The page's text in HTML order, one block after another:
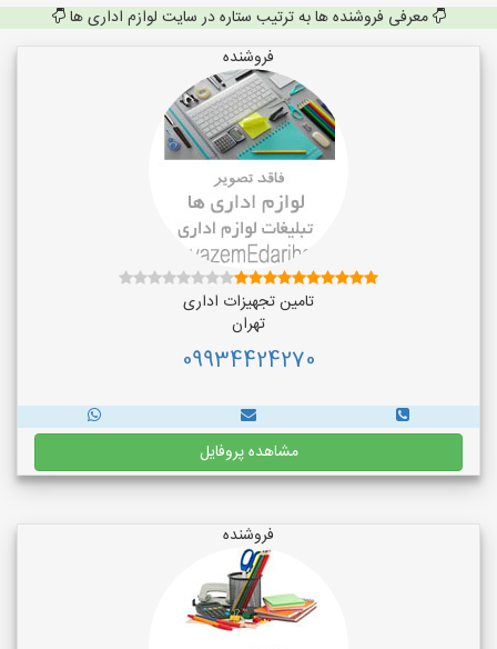
معرفی فروشنده ها به ترتیب ستاره در سایت لوازم اداری ها
فروشنده
تامین تجهیزات اداری
تهران
09934424270
مشاهده پروفایل
فروشنده